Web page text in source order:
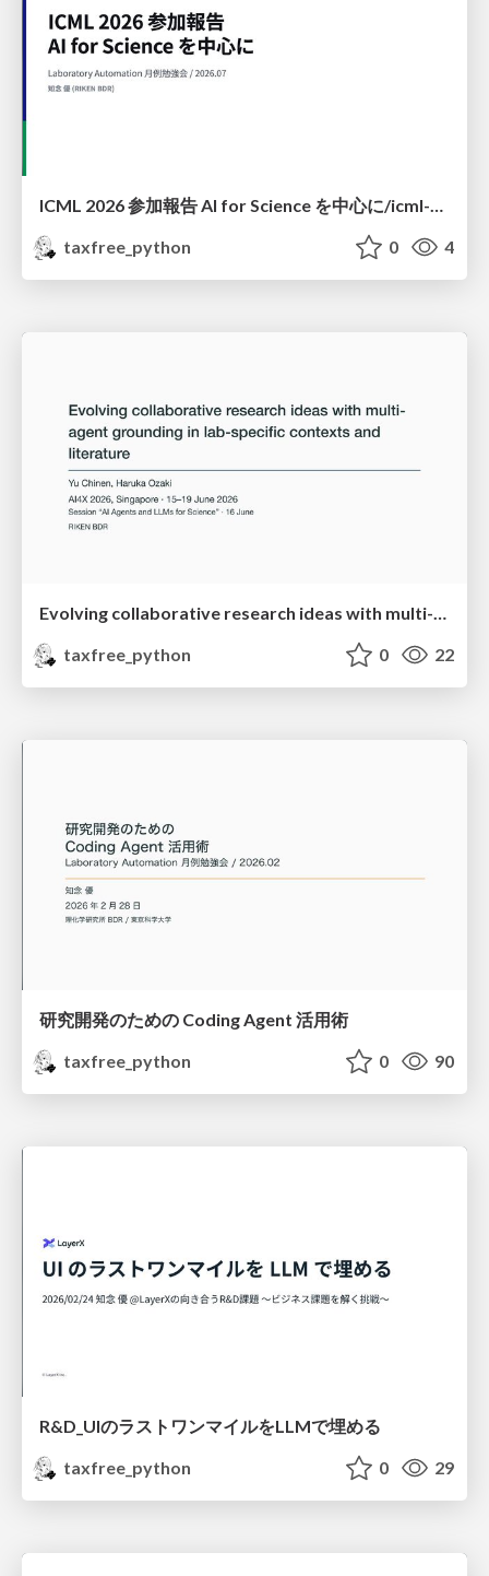
ICML 2026 参加報告 AI for Science を中心に/icml-2026-conference-report-ai-for-science
taxfree_python
0 4
taxfree_python
0 22
研究開発のための Coding Agent 活用術
taxfree_python
0 90
R&D_UIのラストワンマイルをLLMで埋める
taxfree_python
0 29